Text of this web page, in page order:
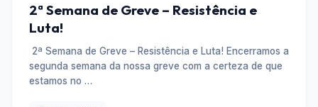
2ª Semana de Greve – Resistência e
Luta!
2ª Semana de Greve – Resistência e Luta! Encerramos a
segunda semana da nossa greve com a certeza de que
estamos no …